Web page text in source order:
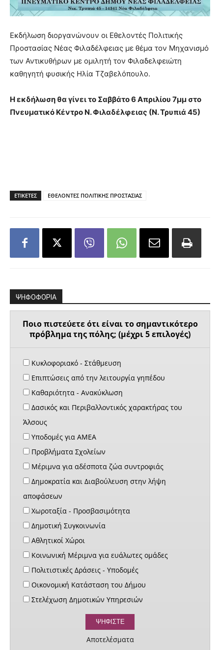
Εκδήλωση διοργανώνουν οι Εθελοντές Πολιτικής
Προστασίας Νέας Φιλαδέλφειας με θέμα τον Μηχανισμό
των Αντικυθήρων με ομιλητή τον Φιλαδελφειώτη
καθηγητή φυσικής Ηλία Τζαβελόπουλο.
Η εκδήλωση θα γίνει το Σαββάτο 6 Απριλίου 7μμ στο
Πνευματικό Κέντρο Ν. Φιλαδέλφειας (Ν. Τρυπιά 45)
ΕΤΙΚΕΤΕΣ ΕΘΕΛΟΝΤΕΣ ΠΟΛΙΤΙΚΗΣ ΠΡΟΣΤΑΣΙΑΣ
ΨΗΦΟΦΟΡΙΑ
Ποιο πιστεύετε ότι είναι το σημαντικότερο
πρόβλημα της πόλης; (μέχρι 5 επιλογές)
Κυκλοφοριακό - Στάθμευση
Επιπτώσεις από την λειτουργία γηπέδου
Καθαριότητα - Ανακύκλωση
Δασικός και Περιβαλλοντικός χαρακτήρας του
Άλσους
Υποδομές για ΑΜΕΑ
Προβλήματα Σχολείων
Μέριμνα για αδέσποτα ζώα συντροφιάς
Δημοκρατία και Διαβούλευση στην λήψη
αποφάσεων
Χωροταξία - Προσβασιμότητα
Δημοτική Συγκοινωνία
Αθλητικοί Χώροι
Κοινωνική Μέριμνα για ευάλωτες ομάδες
Πολιτιστικές Δράσεις - Υποδομές
Οικονομική Κατάσταση του Δήμου
Στελέχωση Δημοτικών Υπηρεσιών
Αποτελέσματα